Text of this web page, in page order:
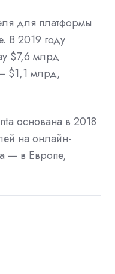
для платформы
В 2019 году
$7,6 млрд
$1,1 млрд,
основана в 2018
на онлайн-
— в Европе,